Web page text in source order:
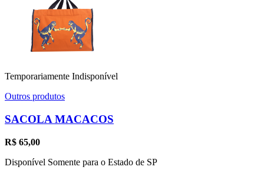
Temporariamente Indisponível
Outros produtos
SACOLA MACACOS
R$ 65,00
Disponível Somente para o Estado de SP